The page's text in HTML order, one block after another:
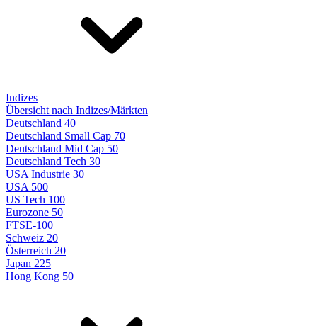
Indizes
Übersicht nach Indizes/Märkten
Deutschland 40
Deutschland Small Cap 70
Deutschland Mid Cap 50
Deutschland Tech 30
USA Industrie 30
USA 500
US Tech 100
Eurozone 50
FTSE-100
Schweiz 20
Österreich 20
Japan 225
Hong Kong 50